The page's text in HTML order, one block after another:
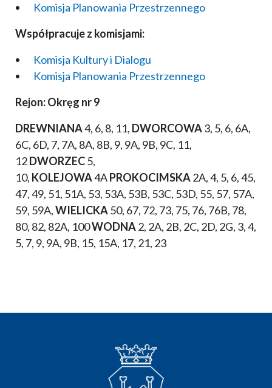
Komisja Planowania Przestrzennego
Współpracuje z komisjami:
Komisja Kultury i Dialogu
Komisja Planowania Przestrzennego
Rejon:Okręg nr 9
DREWNIANA4, 6, 8, 11, DWORCOWA3, 5, 6, 6A,
6C, 6D, 7, 7A, 8A, 8B, 9, 9A, 9B, 9C, 11,
12DWORZEC5,
10, KOLEJOWA4APROKOCIMSKA2A, 4, 5, 6, 45,
47, 49, 51, 51A, 53, 53A, 53B, 53C, 53D, 55, 57, 57A,
59, 59A,WIELICKA50, 67, 72, 73, 75, 76, 76B, 78,
80, 82, 82A, 100WODNA2, 2A, 2B, 2C, 2D, 2G, 3, 4,
5, 7, 9, 9A, 9B, 15, 15A, 17, 21, 23